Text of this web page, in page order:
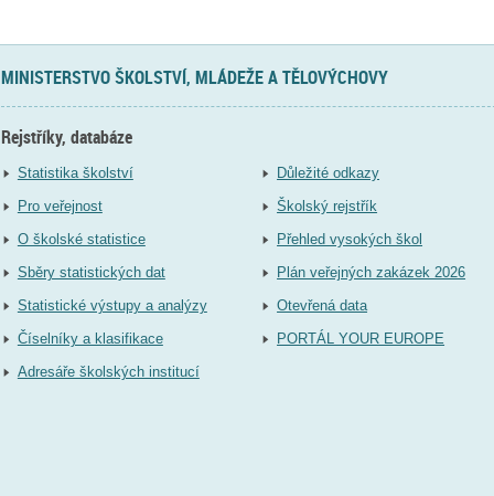
MINISTERSTVO ŠKOLSTVÍ, MLÁDEŽE A TĚLOVÝCHOVY
Rejstříky, databáze
Statistika školství
Pro veřejnost
O školské statistice
Sběry statistických dat
Statistické výstupy a analýzy
Číselníky a klasifikace
Adresáře školských institucí
Důležité odkazy
Školský rejstřík
Přehled vysokých škol
Plán veřejných zakázek 2026
Otevřená data
PORTÁL YOUR EUROPE